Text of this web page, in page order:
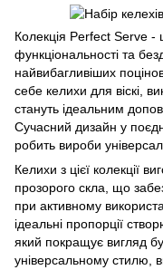
Колекція Perfect Serve -
функціональності та
найвибагливіших
себе келихи для віскі,
стануть ідеальним
Сучасний дизайн у
робить вироби
Келихи з цієї колекції
прозорого скла, що
при активному
ідеальні пропорції
який покращує вигляд
універсальному стилю,